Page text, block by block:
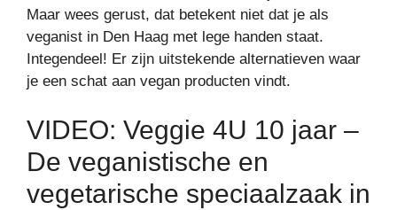
Maar wees gerust, dat betekent niet dat je als
veganist in Den Haag met lege handen staat.
Integendeel! Er zijn uitstekende alternatieven waar
je een schat aan vegan producten vindt.
VIDEO: Veggie 4U 10 jaar –
De veganistische en
vegetarische speciaalzaak in